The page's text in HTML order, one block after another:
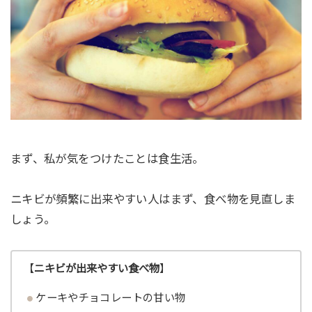
まず、私が気をつけたことは食生活。
ニキビが頻繁に出来やすい人はまず、食べ物を見直しま
しょう。
【ニキビが出来やすい食べ物】
ケーキやチョコレートの甘い物